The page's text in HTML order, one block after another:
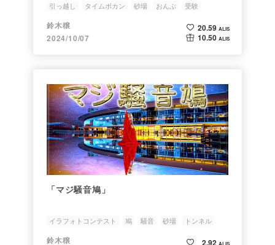
引っ越し タイムボカン 砂場 おんぶ 受験
鈴木穣
2024/10/07
20.59 ALIS
10.50 ALIS
「マジ騒音鳩」
イラフォトコンテスト 鳩 騒音 砂場 トンネル
鈴木穣 2.92 ALIS